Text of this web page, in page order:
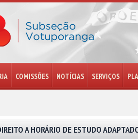
COMISSÕES NOTÍCIAS SERVIÇOS
A HORÁRIO DE ESTUDO